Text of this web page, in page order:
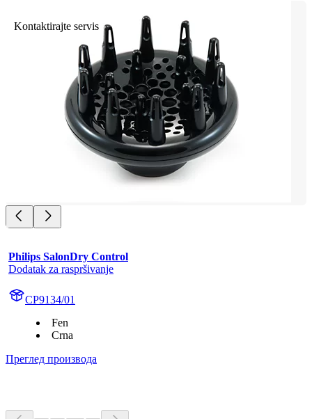
Kontaktirajte servis
Philips SalonDry Control
Dodatak za raspršivanje
CP9134/01
Fen
Crna
Преглед производа